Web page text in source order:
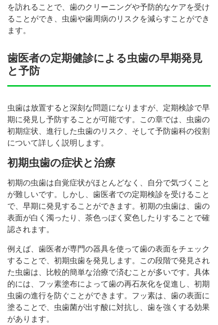
を訪れることで、歯のクリーニングや予防的なケアを受け
ることができ、虫歯や歯周病のリスクを減らすことができ
ます。
歯医者の定期健診による虫歯の早期発見
と予防
虫歯は放置すると深刻な問題になりますが、定期検診で早
期に発見し予防することが可能です。この章では、虫歯の
初期症状、進行した虫歯のリスク、そして予防歯科の役割
について詳しく説明します。
初期虫歯の症状と治療
初期の虫歯は自覚症状がほとんどなく、自分で気づくこと
が難しいです。しかし、歯医者での定期検診を受けること
で、早期に発見することができます。初期の虫歯は、歯の
表面が白く濁ったり、茶色っぽく変色したりすることで確
認されます。
例えば、歯医者が専門の器具を使って歯の表面をチェック
することで、初期虫歯を発見します。この段階で発見され
た虫歯は、比較的簡単な治療で済むことが多いです。具体
的には、フッ素塗布によって歯の再石灰化を促進し、初期
虫歯の進行を防ぐことができます。フッ素は、歯の表面に
塗ることで、虫歯菌が出す酸に対抗し、歯を強くする効果
があります。